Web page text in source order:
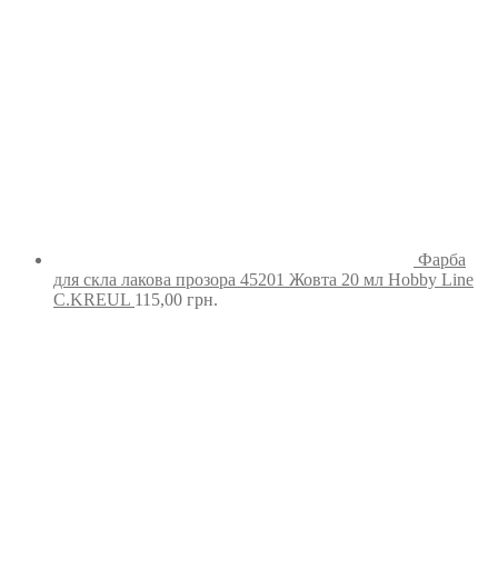
Фарба
для скла лакова прозора 45201 Жовта 20 мл Hobby Line
C.KREUL 115,00 грн.